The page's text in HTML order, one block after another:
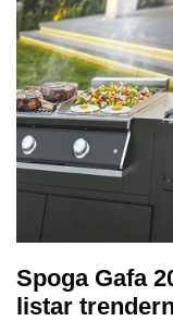
Spoga Gafa
listar